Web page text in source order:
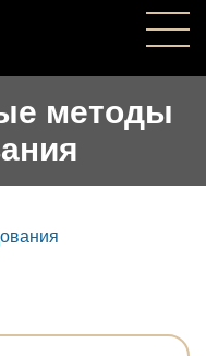
методы